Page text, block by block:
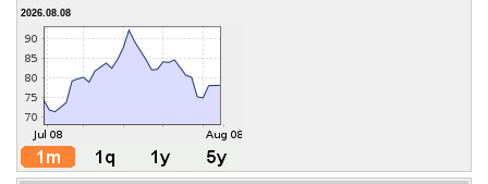
2026.08.08